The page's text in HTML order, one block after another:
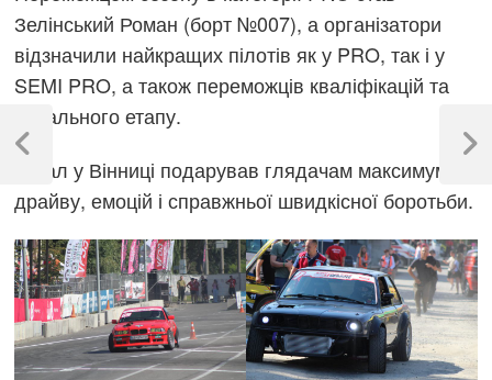
Зелінський Роман (борт №007), а організатори
відзначили найкращих пілотів як у PRO, так і у
SEMI PRO, а також переможців кваліфікацій та
фінального етапу.
Фінал у Вінниці подарував глядачам максимум
драйву, емоцій і справжньої швидкісної боротьби.
Навігація
записів
Previous
Next
Post